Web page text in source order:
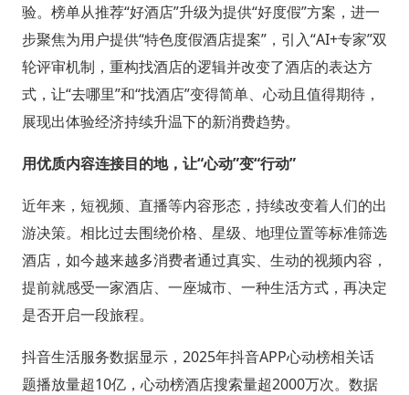
验。榜单从推荐“好酒店”升级为提供“好度假”方案，进一
步聚焦为用户提供“特色度假酒店提案”，引入“AI+专家”双
轮评审机制，重构找酒店的逻辑并改变了酒店的表达方
式，让“去哪里”和“找酒店”变得简单、心动且值得期待，
展现出体验经济持续升温下的新消费趋势。
用优质内容连接目的地，让“心动”变“行动”
近年来，短视频、直播等内容形态，持续改变着人们的出
游决策。相比过去围绕价格、星级、地理位置等标准筛选
酒店，如今越来越多消费者通过真实、生动的视频内容，
提前就感受一家酒店、一座城市、一种生活方式，再决定
是否开启一段旅程。
抖音生活服务数据显示，2025年抖音APP心动榜相关话
题播放量超10亿，心动榜酒店搜索量超2000万次。数据